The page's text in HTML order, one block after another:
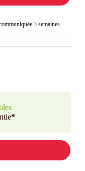
3 semaines
*